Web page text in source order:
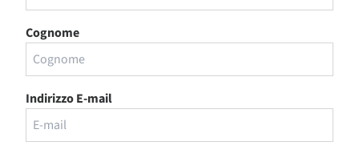
Cognome
Indirizzo E-mail